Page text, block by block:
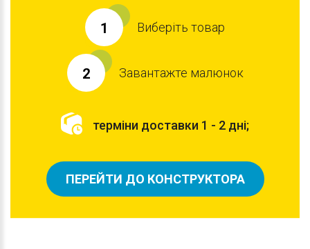
1 Виберіть товар
2 Завантажте малюнок
терміни доставки 1 - 2 дні;
ПЕРЕЙТИ ДО КОНСТРУКТОРА